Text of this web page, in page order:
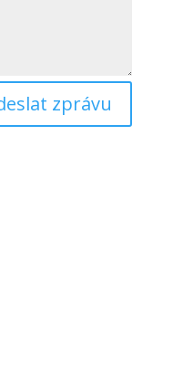
zprávu